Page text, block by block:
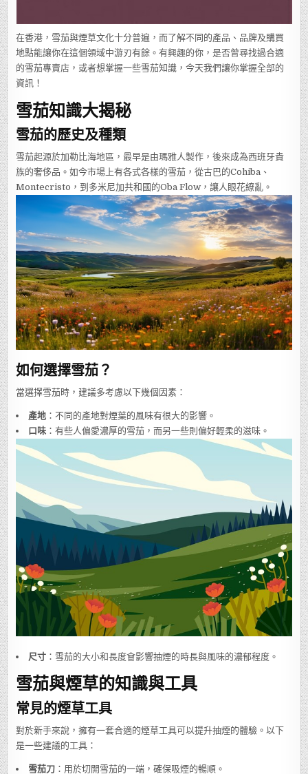
在香港，雪茄與煙草文化十分普遍，而了解不同的產品、品牌及購買
地點能讓你在這個領域中游刃有餘。有興趣的你，是否曾尋找過合適
的雪茄專賣店，或者想掌握一些雪茄知識，今天我們讓你掌握全部的
資訊！
雪茄知識大揭秘
雪茄的歷史及種類
雪茄起源於加勒比海地區，最早是由瑪雅人製作，後來成為西班牙貴
族的奢侈品。如今市場上有各式各樣的雪茄，從古巴的Cohiba、
Montecristo，到多米尼加共和國的Oba Flow，讓人眼花繚亂。
如何選擇雪茄？
當選擇雪茄時，建議多考慮以下幾個因素：
產地 ：不同的產地對煙葉的風味有很大的影響。
口味 ：有些人偏愛濃厚的雪茄，而另一些則偏好輕柔的滋味。
尺寸 ：雪茄的大小和長度會影響抽煙的時長與風味的濃郁程度。
雪茄與煙草的知識與工具
常見的煙草工具
對於新手來說，擁有一套合適的煙草工具可以提升抽煙的體驗。以下
是一些建議的工具：
雪茄刀 ：用於切開雪茄的一端，確保吸煙的暢順。